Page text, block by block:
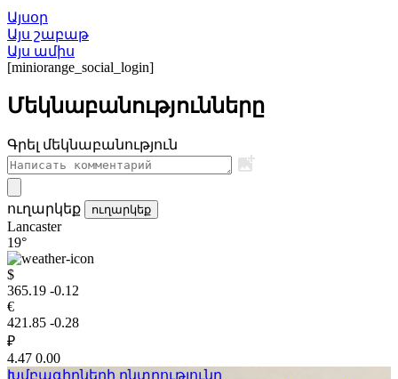
Այսօր
Այս շաբաթ
Այս ամիս
[miniorange_social_login]
Մեկնաբանությունները
Գրել մեկնաբանություն
ուղարկեք ուղարկեք
Lancaster
19°
$
365.19 -0.12
€
421.85 -0.28
₽
4.47 0.00
Խմբագիրների ընտրությունը